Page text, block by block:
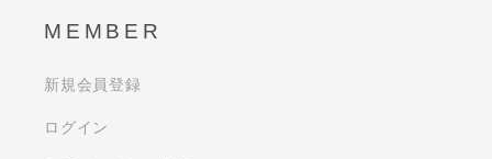
MEMBER
新規会員登録
ログイン